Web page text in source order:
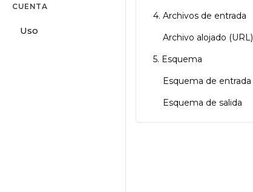
CUENTA
Uso
4. Archivos de entrada
Archivo alojado (URL)
5. Esquema
Esquema de entrada
Esquema de salida